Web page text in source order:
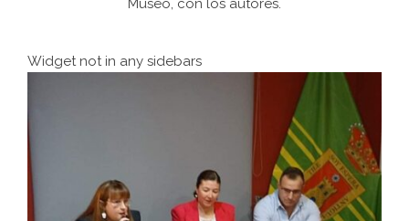
Museo, con los autores.
Widget not in any sidebars